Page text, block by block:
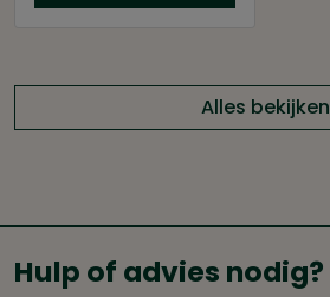
Alles bekijken
Hulp of advies nodig?